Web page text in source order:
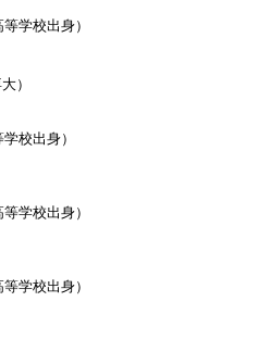
学校出身）
）
校出身）
学校出身）
学校出身）